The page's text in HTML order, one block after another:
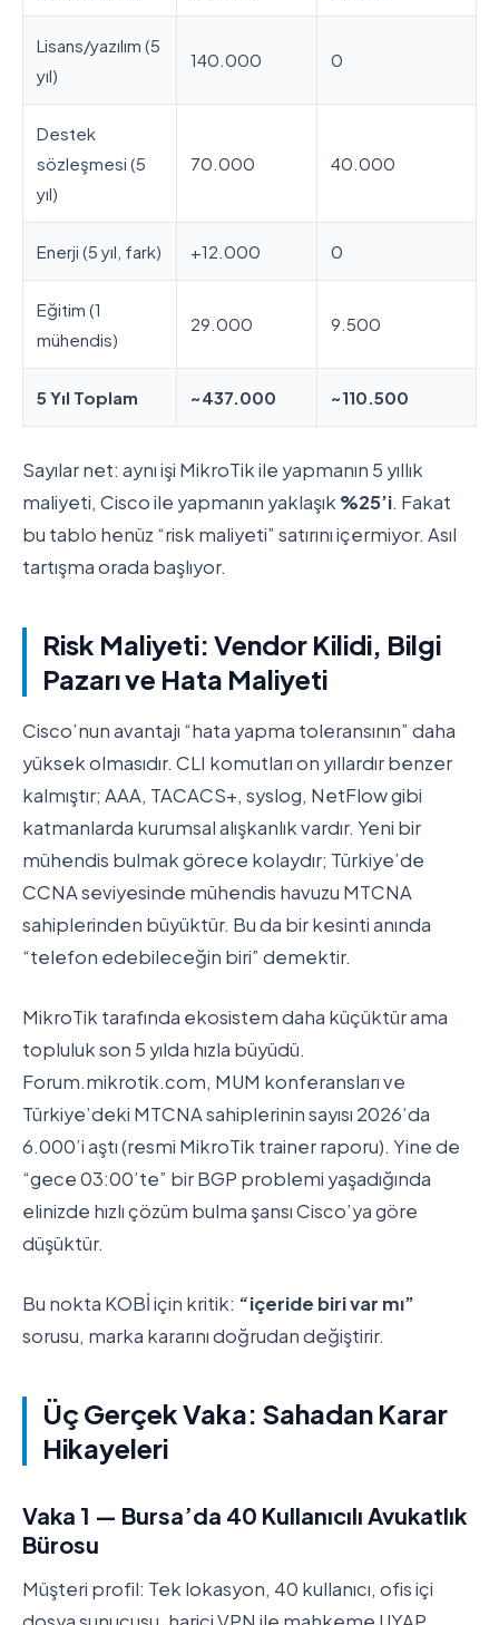
Lisans/yazılım (5
yıl)
140.000 0
Destek
sözleşmesi (5
yıl)
70.000 40.000
Enerji (5 yıl, fark) +12.000 0
Eğitim (1
mühendis)
29.000 9.500
5 Yıl Toplam ~437.000 ~110.500
Sayılar net: aynı işi MikroTik ile yapmanın 5 yıllık
maliyeti, Cisco ile yapmanın yaklaşık%25’i. Fakat
bu tablo henüz “risk maliyeti” satırını içermiyor. Asıl
tartışma orada başlıyor.
Risk Maliyeti: Vendor Kilidi, Bilgi
Pazarı ve Hata Maliyeti
Cisco’nun avantajı “hata yapma toleransının” daha
yüksek olmasıdır. CLI komutları on yıllardır benzer
kalmıştır; AAA, TACACS+, syslog, NetFlow gibi
katmanlarda kurumsal alışkanlık vardır. Yeni bir
mühendis bulmak görece kolaydır; Türkiye’de
CCNA seviyesinde mühendis havuzu MTCNA
sahiplerinden büyüktür. Bu da bir kesinti anında
“telefon edebileceğin biri” demektir.
MikroTik tarafında ekosistem daha küçüktür ama
topluluk son 5 yılda hızla büyüdü.
Forum.mikrotik.com, MUM konferansları ve
Türkiye’deki MTCNA sahiplerinin sayısı 2026’da
6.000’i aştı (resmi MikroTik trainer raporu). Yine de
“gece 03:00’te” bir BGP problemi yaşadığında
elinizde hızlı çözüm bulma şansı Cisco’ya göre
düşüktür.
Bu nokta KOBİ için kritik: “içeride biri var mı”
sorusu, marka kararını doğrudan değiştirir.
Üç Gerçek Vaka: Sahadan Karar
Hikayeleri
Vaka 1 — Bursa’da 40 Kullanıcılı Avukatlık
Bürosu
Müşteri profil: Tek lokasyon, 40 kullanıcı, ofis içi